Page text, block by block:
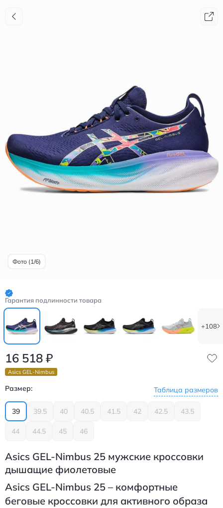
Фото (1/6)
Гарантия подлинности товара
+108
16 518 ₽
Asics GEL-Nimbus
Размер: Таблица размеров
39 39.5 40 40.5 41.5 42 42.5 43.5
44 44.5 45 46
Asics GEL-Nimbus 25 мужские кроссовки
дышащие фиолетовые
Asics GEL-Nimbus 25 – комфортные
беговые кроссовки для активного образа